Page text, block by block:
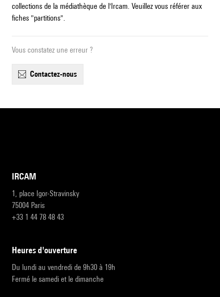
collections de la médiathèque de l'Ircam. Veuillez vous référer aux
fiches "partitions".
Vous constatez une erreur ?
contactez-nous
IRCAM
1, place Igor-Stravinsky
75004 Paris
+33 1 44 78 48 43
heures d'ouverture
Du lundi au vendredi de 9h30 à 19h
Fermé le samedi et le dimanche